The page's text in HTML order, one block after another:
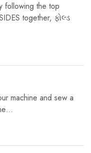
following the top
together, ફોલ્ડ
machine and sew a
…